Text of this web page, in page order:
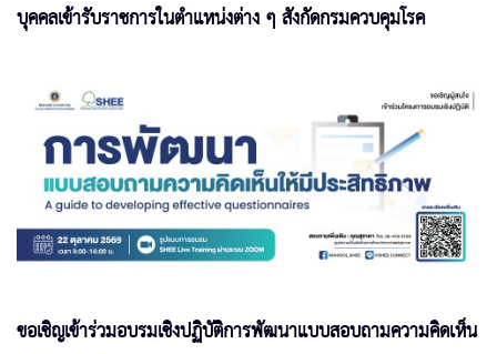
บุคคลเข้ารับราชการในตำแหน่งต่าง ๆ สังกัดกรมควบคุมโรค
ขอเชิญเข้าร่วมอบรมเชิงปฏิบัติการพัฒนาแบบสอบถามความคิดเห็น